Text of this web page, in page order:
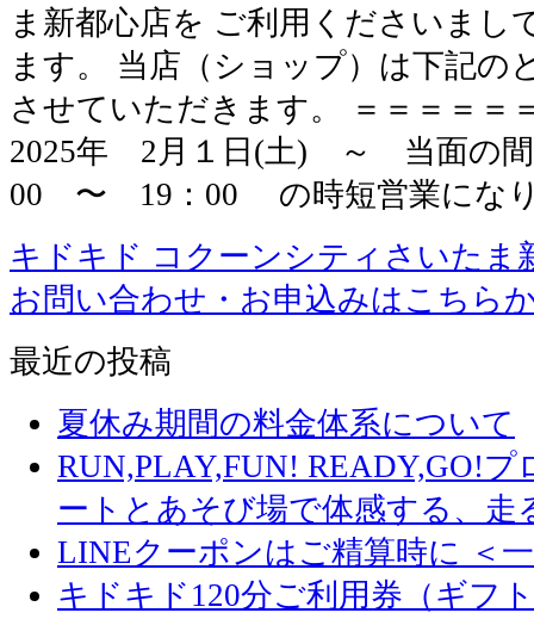
ま新都心店を ご利用くださいまし
ます。 当店（ショップ）は下記の
させていただきます。 ＝＝＝＝＝
2025年 2月１日(土) ～ 当面の間
00 〜 19：00 の時短営業にな
キドキド コクーンシティさいたま
お問い合わせ・お申込みはこちら
最近の投稿
夏休み期間の料金体系について
RUN,PLAY,FUN! READY,GO!
ートとあそび場で体感する、走
LINEクーポンはご精算時に ＜
キドキド120分ご利用券（ギフ